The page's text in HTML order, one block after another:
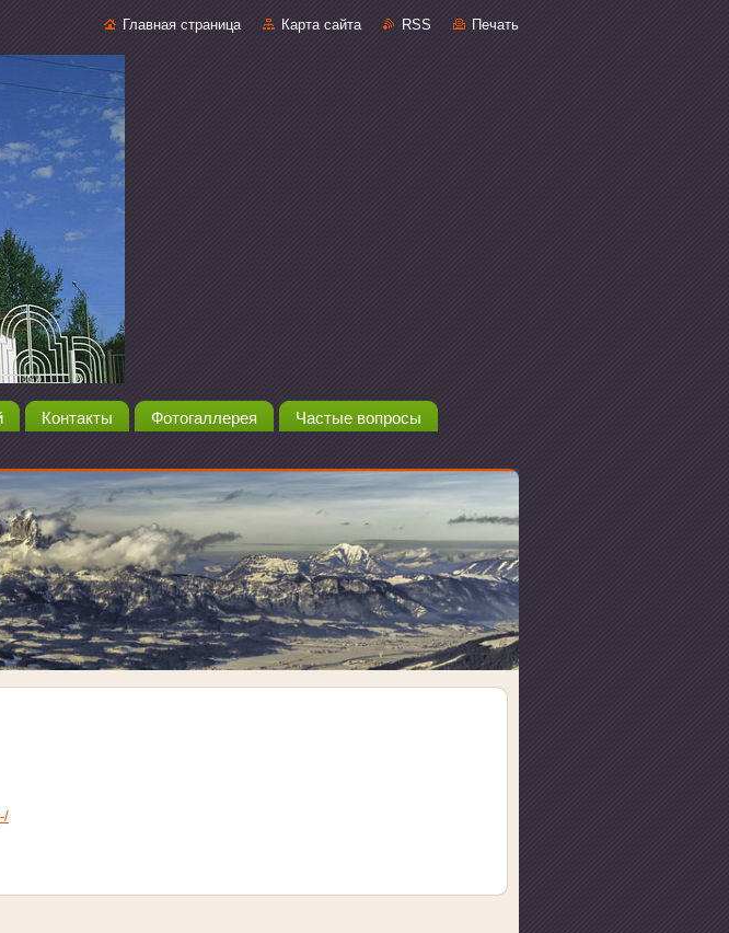
Главная страница Карта сайта RSS Печать
Контакты Фотогаллерея Частые вопросы